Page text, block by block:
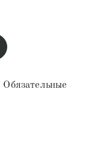
Обязательные